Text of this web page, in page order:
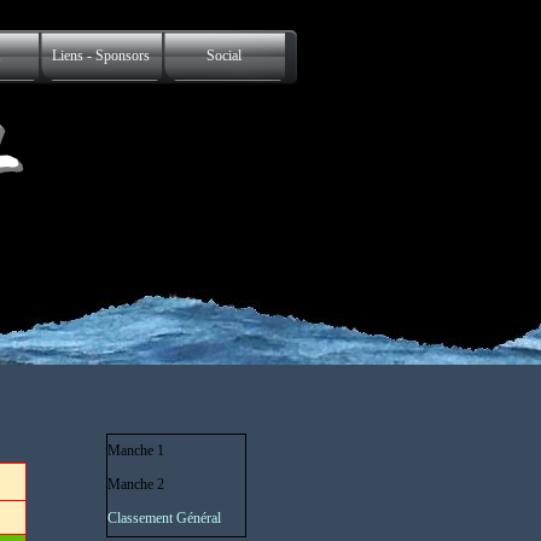
Liens - Sponsors Social
Manche 1
Manche 2
Classement Général